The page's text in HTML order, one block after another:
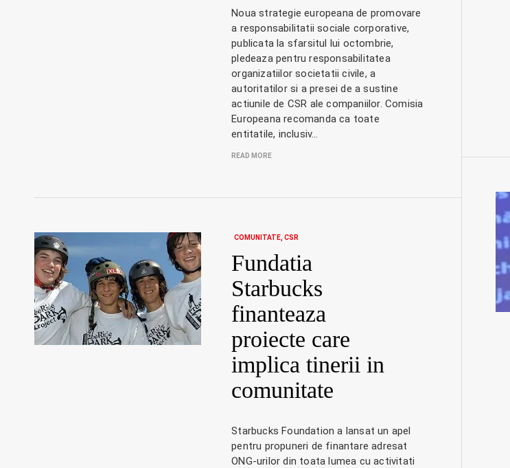
Noua strategie europeana de promovare
a responsabilitatii sociale corporative,
publicata la sfarsitul lui octombrie,
pledeaza pentru responsabilitatea
organizatiilor societatii civile, a
autoritatilor si a presei de a sustine
actiunile de CSR ale companiilor. Comisia
Europeana recomanda ca toate
entitatile, inclusiv…
READ MORE
COMUNITATE CSR
Fundatia
Starbucks
finanteaza
proiecte care
implica tinerii in
comunitate
Starbucks Foundation a lansat un apel
pentru propuneri de finantare adresat
ONG-urilor din toata lumea cu activitati